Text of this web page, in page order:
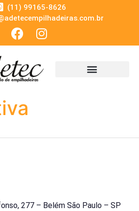
(11) 99165-8626
277 – Belém São Paulo – SP